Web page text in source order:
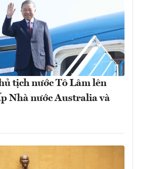
tịch nước Tô Lâm lên
Nhà nước Australia và